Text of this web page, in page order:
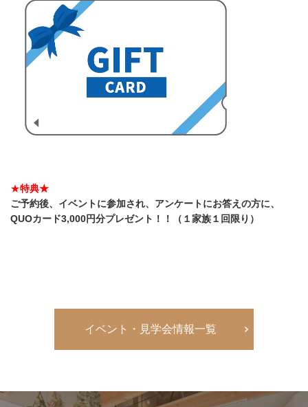
★特典★
ご予約後、イベントに参加され、アンケートにお答えの方に、
QUOカード3,000円分プレゼント！！（１家族１回限り）
イベント・見学会情報一覧